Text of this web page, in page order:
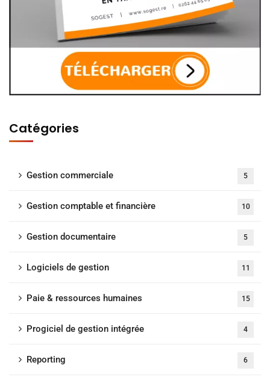
Catégories
Gestion commerciale 5
Gestion comptable et financière 10
Gestion documentaire 5
Logiciels de gestion 11
Paie & ressources humaines 15
Progiciel de gestion intégrée 4
Reporting 6